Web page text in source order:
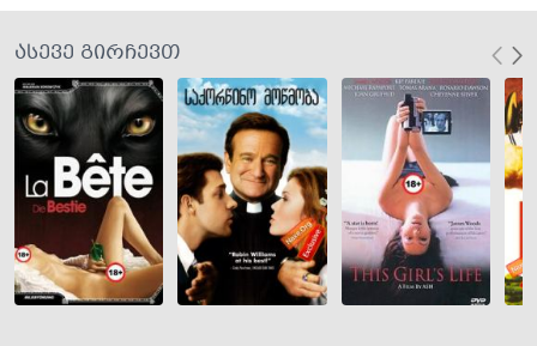
ასევე გირჩევთ